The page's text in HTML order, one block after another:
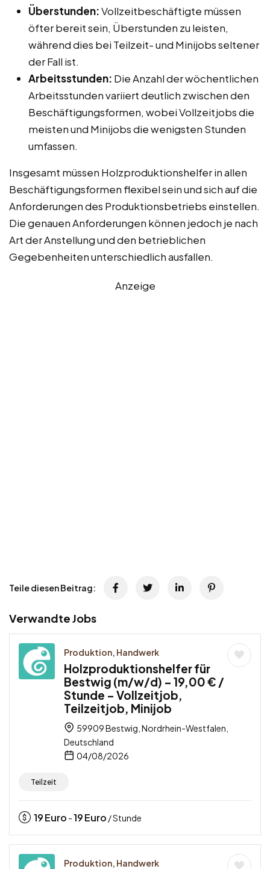
Überstunden:Vollzeitbeschäftigte müssen
öfter bereit sein, Überstunden zu leisten,
während dies bei Teilzeit- und Minijobs seltener
der Fall ist.
Arbeitsstunden: Die Anzahl der wöchentlichen
Arbeitsstunden variiert deutlich zwischen den
Beschäftigungsformen, wobei Vollzeitjobs die
meisten und Minijobs die wenigsten Stunden
umfassen.
Insgesamt müssen Holzproduktionshelfer in allen
Beschäftigungsformen flexibel sein und sich auf die
Anforderungen des Produktionsbetriebs einstellen.
Die genauen Anforderungen können jedoch je nach
Art der Anstellung und den betrieblichen
Gegebenheiten unterschiedlich ausfallen.
Anzeige
Teile diesen Beitrag:
Verwandte Jobs
Produktion, Handwerk
Holzproduktionshelfer für
Bestwig (m/w/d) – 19,00 € /
Stunde – Vollzeitjob,
Teilzeitjob, Minijob
59909 Bestwig, Nordrhein-Westfalen,
Deutschland
04/08/2026
Teilzeit
19Euro -19Euro / Stunde
Produktion, Handwerk